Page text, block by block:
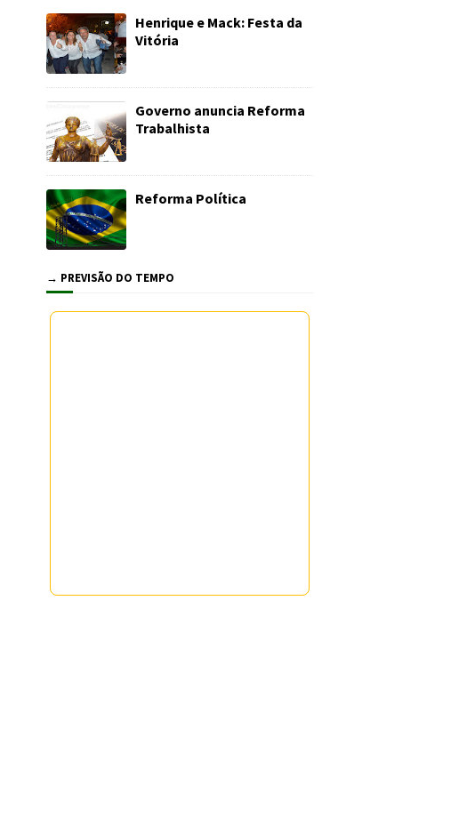
Henrique e Mack: Festa da
Vitória
Governo anuncia Reforma
Trabalhista
Reforma Política
→ PREVISÃO DO TEMPO